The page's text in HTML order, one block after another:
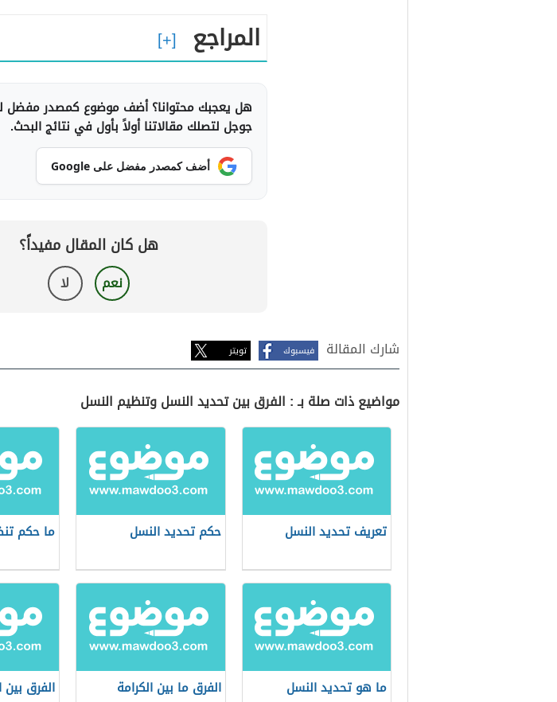
المراجع
هل يعجبك محتوانا؟ أضف موضوع كمصدر مفضل
جوجل لتصلك مقالاتنا أولاً بأول في نتائج البحث.
أضف كمصدر مفضل على Google
هل كان المقال مفيداً؟
نعم لا
شارك المقالة فيسبوك تويتر
مواضيع ذات صلة بـ : الفرق بين تحديد النسل وتنظيم النسل
تعريف تحديد النسل حكم تحديد النسل ما حكم
ما هو تحديد النسل الفرق ما بين الكرامة الفرق بين